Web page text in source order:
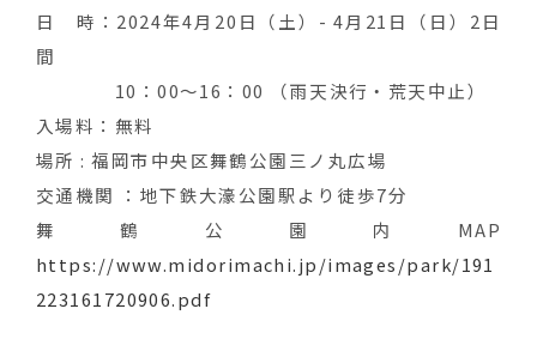
日 時：2024年4月20日（土）- 4月21日（日）2日
間
10：00～16：00 （雨天決行・荒天中止）
入場料：無料
場所 : 福岡市中央区舞鶴公園三ノ丸広場
交通機関 ：地下鉄大濠公園駅より徒歩7分
舞鶴公園内MAP
https://www.midorimachi.jp/images/park/191
223161720906.pdf